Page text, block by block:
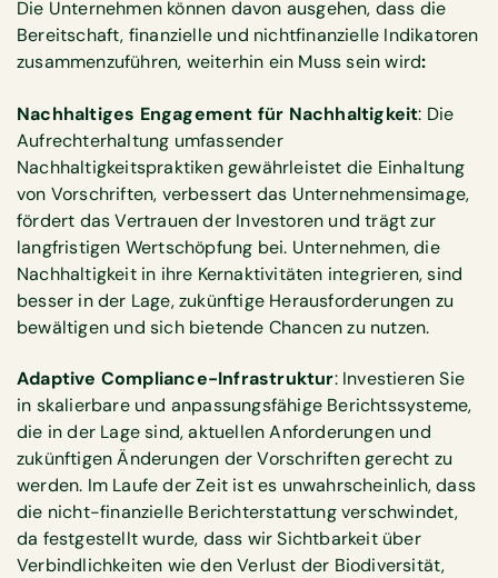
Die Unternehmen können davon ausgehen, dass die
Bereitschaft, finanzielle und nichtfinanzielle Indikatoren
zusammenzuführen, weiterhin ein Muss sein wird:‍
Nachhaltiges Engagement für Nachhaltigkeit: Die
Aufrechterhaltung umfassender
Nachhaltigkeitspraktiken gewährleistet die Einhaltung
von Vorschriften, verbessert das Unternehmensimage,
fördert das Vertrauen der Investoren und trägt zur
langfristigen Wertschöpfung bei. Unternehmen, die
Nachhaltigkeit in ihre Kernaktivitäten integrieren, sind
besser in der Lage, zukünftige Herausforderungen zu
bewältigen und sich bietende Chancen zu nutzen.
Adaptive Compliance-Infrastruktur: Investieren Sie
in skalierbare und anpassungsfähige Berichtssysteme,
die in der Lage sind, aktuellen Anforderungen und
zukünftigen Änderungen der Vorschriften gerecht zu
werden. Im Laufe der Zeit ist es unwahrscheinlich, dass
die nicht-finanzielle Berichterstattung verschwindet,
da festgestellt wurde, dass wir Sichtbarkeit über
Verbindlichkeiten wie den Verlust der Biodiversität,